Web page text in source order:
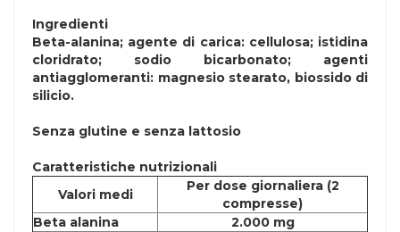
Ingredienti
Beta-alanina; agente di carica: cellulosa; istidina
cloridrato; sodio bicarbonato; agenti
antiagglomeranti: magnesio stearato, biossido di
silicio.
Senza glutine e senza lattosio
Caratteristiche nutrizionali
Valori medi
Per dose giornaliera (2
compresse)
Beta alanina
2.000 mg